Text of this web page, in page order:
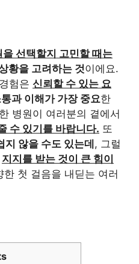
을 선택할지 고민할 때는
황을 고려하는 것이에요.
험은 신뢰할 수 있는 요
과 이해가 가장 중요한
병원이 여러분의 곁에서
수 있기를 바랍니다. 또
않을 수도 있는데 , 그럴
지지를 받는 것이 큰 힘이
한 첫 걸음을 내딛는 여러